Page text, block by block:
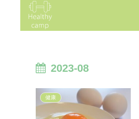
2023-08
健康